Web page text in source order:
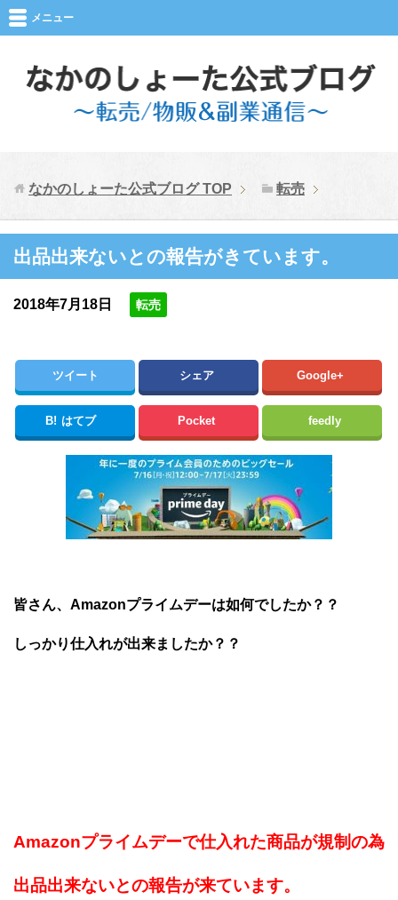
メニュー
なかのしょーた公式ブログTOP 転売
出品出来ないとの報告がきています。
2018年7月18日 転売
ツイート シェア Google+
B! はてブ Pocket feedly
皆さん、Amazonプライムデーは如何でしたか？？
しっかり仕入れが出来ましたか？？
Amazonプライムデーで仕入れた商品が規制の為
出品出来ないとの報告が来ています。